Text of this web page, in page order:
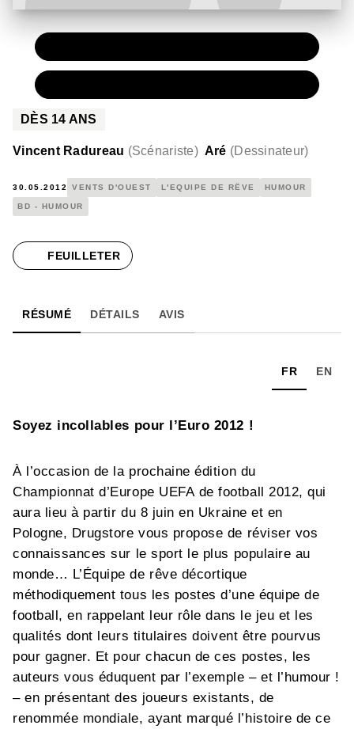
DÈS 14 ANS
Vincent Radureau (Scénariste) Aré (Dessinateur)
30.05.2012 VENTS D'OUEST L'EQUIPE DE RÊVE HUMOUR
BD - HUMOUR
FEUILLETER
RÉSUMÉ DÉTAILS AVIS
FR EN
Soyez incollables pour l’Euro 2012 !
À l’occasion de la prochaine édition du
Championnat d’Europe UEFA de football 2012, qui
aura lieu à partir du 8 juin en Ukraine et en
Pologne, Drugstore vous propose de réviser vos
connaissances sur le sport le plus populaire au
monde… L’Équipe de rêve décortique
méthodiquement tous les postes d’une équipe de
football, en rappelant leur rôle dans le jeu et les
qualités dont leurs titulaires doivent être pourvus
pour gagner. Et pour chacun de ces postes, les
auteurs vous éduquent par l’exemple – et l’humour !
– en présentant des joueurs existants, de
renommée mondiale, ayant marqué l’histoire de ce